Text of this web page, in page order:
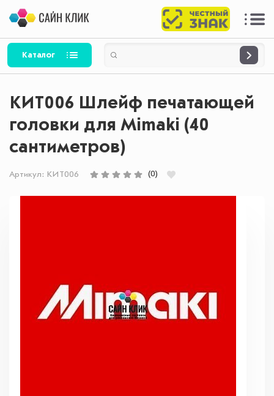
Каталог
КИТ006 Шлейф печатающей
головки для Mimaki (40
сантиметров)
Артикул: КИТ006 (0)